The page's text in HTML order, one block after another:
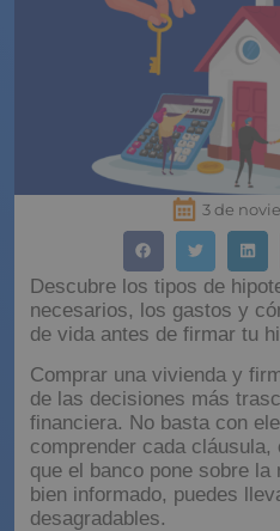
3 de
Descubre los tipos de
necesarios, los gastos y
de vida antes de firmar tu
Comprar una vivienda y
de las decisiones más
financiera. No basta con
comprender cada
que el banco pone sobre
bien informado, puedes
desagradables.